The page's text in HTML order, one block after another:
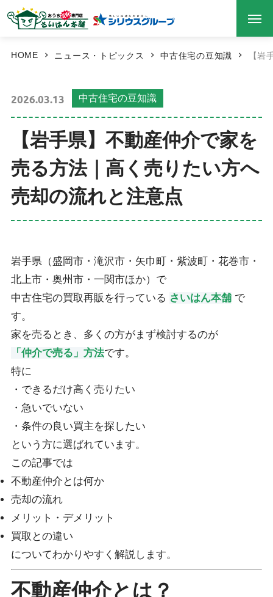
HOME ニュース・トピックス 中古住宅の豆知識 【岩
2026.03.13 中古住宅の豆知識
【岩手県】不動産仲介で家を
売る方法｜高く売りたい方へ
売却の流れと注意点
岩手県（盛岡市・滝沢市・矢巾町・紫波町・花巻市・
北上市・奥州市・一関市ほか）で
中古住宅の買取再販を行っている さいはん本舗で
す。
家を売るとき、多くの方がまず検討するのが
「仲介で売る」方法です。
特に
・できるだけ高く売りたい
・急いでいない
・条件の良い買主を探したい
という方に選ばれています。
この記事では
不動産仲介とは何か
売却の流れ
メリット・デメリット
買取との違い
についてわかりやすく解説します。
不動産仲介とは？